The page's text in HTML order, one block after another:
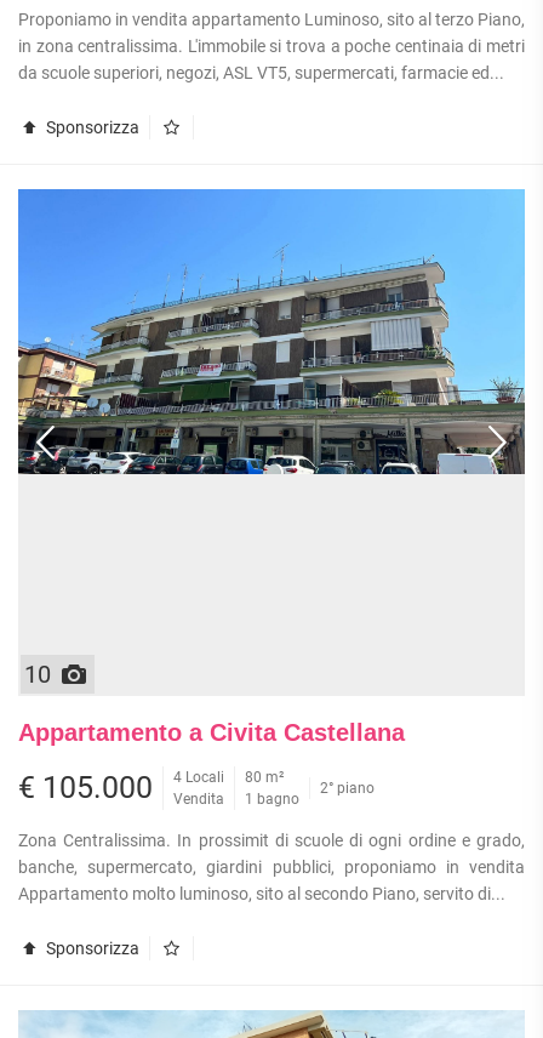
Proponiamo in vendita appartamento Luminoso, sito al terzo Piano,
in zona centralissima. L'immobile si trova a poche centinaia di metri
da scuole superiori, negozi, ASL VT5, supermercati, farmacie ed...
Sponsorizza
10
Appartamento a Civita Castellana
€ 105.000
4 Locali
Vendita
80 m²
1 bagno
2° piano
Zona Centralissima. In prossimit di scuole di ogni ordine e grado,
banche, supermercato, giardini pubblici, proponiamo in vendita
Appartamento molto luminoso, sito al secondo Piano, servito di...
Sponsorizza